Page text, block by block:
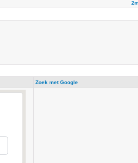
Zoek met Google